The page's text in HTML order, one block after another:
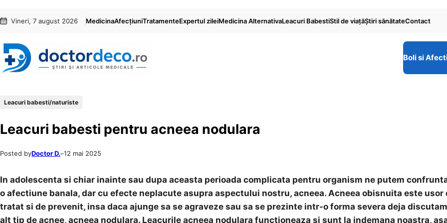
conținut
content
Vineri, 7 august 2026 MedicinaAfecțiuniTratamenteExpertul zileiMedicina AlternativaLeacuri BabestiStil de viaţăŞtiri sănătateContact
Boli si
Leacuri babesti/naturiste
Leacuri babesti pentru acneea nodulara
Posted byDoctor D.–12 mai 2025
In adolescenta si chiar inainte sau dupa aceasta perioada complicata pentru organism ne putem
o afectiune banala, dar cu efecte neplacute asupra aspectului nostru, acneea. Acneea obisnuita este usor
tratat si de prevenit, insa daca ajunge sa se agraveze sau sa se prezinte intr-o forma severa deja
alt tip de acnee, acneea nodulara. Leacurile acneea nodulara functioneaza si sunt la indemana noastra,